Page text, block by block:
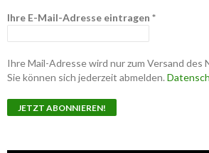
Ihre E-Mail-Adresse eintragen *
Ihre Mail-Adresse wird nur zum Versand
Sie können sich jederzeit abmelden.